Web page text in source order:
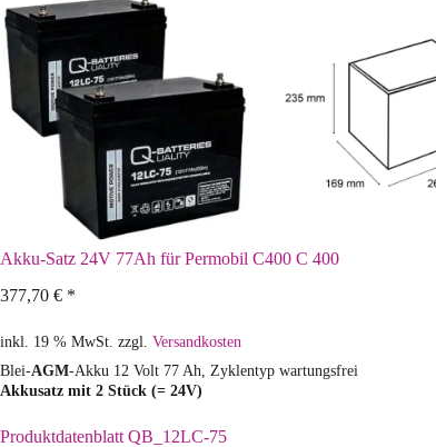
Akku-Satz 24V 77Ah für Permobil C400 C 400
377,70 € *
inkl. 19 % MwSt. zzgl. Versandkosten
Blei-AGM-Akku 12 Volt 77 Ah, Zyklentyp wartungsfrei
Akkusatz mit 2 Stück (= 24V)
Produktdatenblatt QB_12LC-75